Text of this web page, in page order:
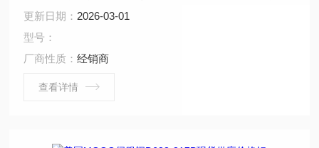
不是靠电磁铁来推动，而是靠前置级阀 穆格伺服阀的主阀
一般来说和换向阀一样是滑阀结构，只不过阀芯的换向不
动，这一点和电液换向阀比较相似，只不过电液换向阀的
前置级阀是电磁换向阀，而伺服阀的前置 级阀是动态特性
更新日期： 2026-03-01
型号：
厂商性质：经销商
查看详情